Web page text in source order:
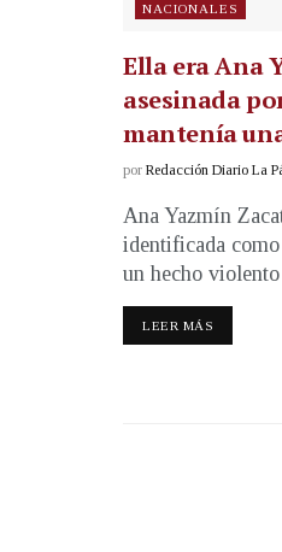
NACIONALES
Ella era Ana
asesinada
mantenía
por Redacción Diario La
Ana Yazmín
identificada
un hecho
LEER MÁS